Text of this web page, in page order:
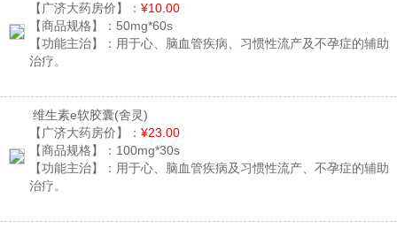
【广济大药房价】： ¥10.00
【商品规格】： 50mg*60s
【功能主治】： 用于心、脑血管疾病、习惯性流产及不孕症的辅助
治疗。
维生素e软胶囊(舍灵)
【广济大药房价】： ¥23.00
【商品规格】： 100mg*30s
【功能主治】： 用于心、脑血管疾病及习惯性流产、不孕症的辅助
治疗。